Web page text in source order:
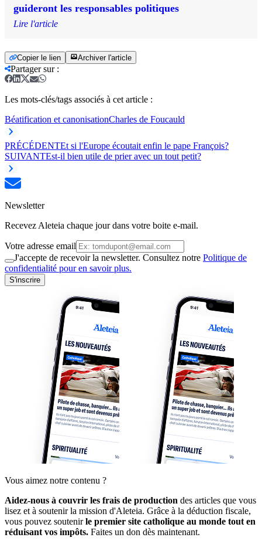
guideront les responsables politiques
Lire l'article
Copier le lien Archiver l'article
Partager sur:
Les mots-clés/tags associés à cet article :
Béatification et canonisationCharles de Foucauld
PRÉCÉDENTEt si l'Europe écoutait enfin le pape François?
SUIVANTEst-il bien utile de prier avec un tout petit?
Newsletter
Recevez Aleteia chaque jour dans votre boite e-mail.
Votre adresse email
J'accepte de recevoir la newsletter. Consultez notre Politique de
confidentialité pour en savoir plus.
S'inscrire
Vous aimez notre contenu ?
Aidez-nous à couvrir les frais de production des articles que vous
lisez et à soutenir la mission d'Aleteia. Grâce à la déduction fiscale,
vous pouvez soutenirle premier site catholique au monde tout en
réduisant vos impôts. Faites un don dès maintenant.